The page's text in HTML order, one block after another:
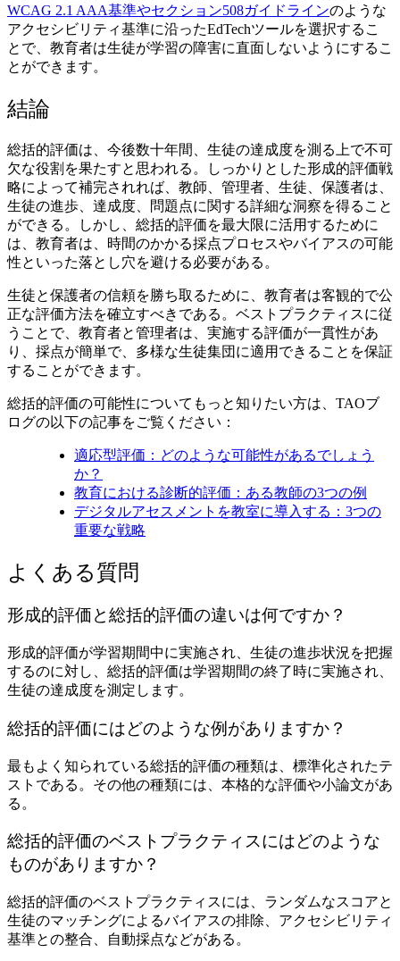
WCAG 2.1 AAA基準やセクション508ガイドラインのような
アクセシビリティ基準に沿ったEdTechツールを選択するこ
とで、教育者は生徒が学習の障害に直面しないようにするこ
とができます。
結論
総括的評価は、今後数十年間、生徒の達成度を測る上で不可
欠な役割を果たすと思われる。しっかりとした形成的評価戦
略によって補完されれば、教師、管理者、生徒、保護者は、
生徒の進歩、達成度、問題点に関する詳細な洞察を得ること
ができる。しかし、総括的評価を最大限に活用するために
は、教育者は、時間のかかる採点プロセスやバイアスの可能
性といった落とし穴を避ける必要がある。
生徒と保護者の信頼を勝ち取るために、教育者は客観的で公
正な評価方法を確立すべきである。ベストプラクティスに従
うことで、教育者と管理者は、実施する評価が一貫性があ
り、採点が簡単で、多様な生徒集団に適用できることを保証
することができます。
総括的評価の可能性についてもっと知りたい方は、TAOブ
ログの以下の記事をご覧ください：
適応型評価：どのような可能性があるでしょう
か？
教育における診断的評価：ある教師の3つの例
デジタルアセスメントを教室に導入する：3つの
重要な戦略
よくある質問
形成的評価と総括的評価の違いは何ですか？
形成的評価が学習期間中に実施され、生徒の進歩状況を把握
するのに対し、総括的評価は学習期間の終了時に実施され、
生徒の達成度を測定します。
総括的評価にはどのような例がありますか？
最もよく知られている総括的評価の種類は、標準化されたテ
ストである。その他の種類には、本格的な評価や小論文があ
る。
総括的評価のベストプラクティスにはどのような
ものがありますか？
総括的評価のベストプラクティスには、ランダムなスコアと
生徒のマッチングによるバイアスの排除、アクセシビリティ
基準との整合、自動採点などがある。